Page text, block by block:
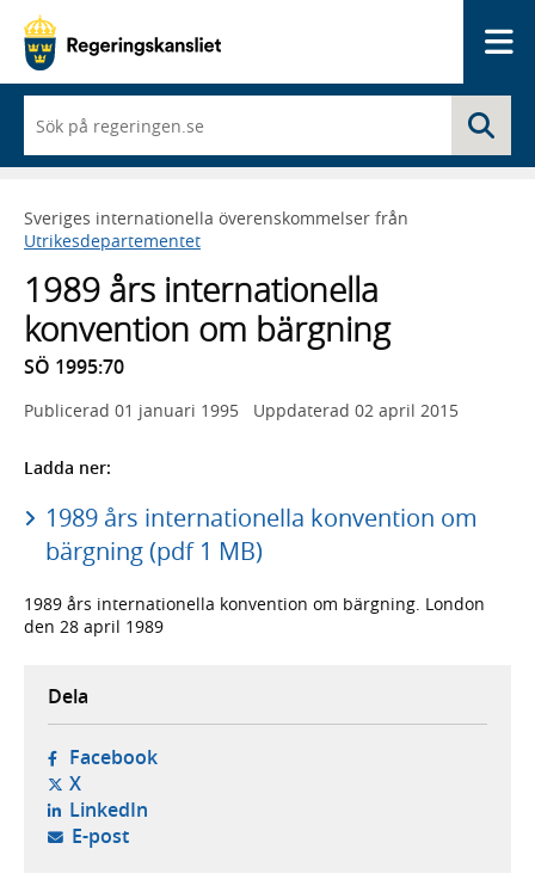
du
börjar
skriva
framträder
en
med
sökförslag
Sveriges internationella överenskommelser från
Utrikesdepartementet
1989 års internationella
konvention om bärgning
SÖ 1995:70
Publicerad 01 januari 1995 Uppdaterad 02 april 2015
Ladda ner:
1989 års internationella konvention om
bärgning (pdf 1 MB)
1989 års internationella konvention om bärgning. London
den 28 april 1989
Dela
Facebook- öppnas i ny flik, extern webbplats,
X- öppnas i ny flik, extern webbplats,
LinkedIn- öppnas i ny flik, extern webbplats,
E-post- öppnar din e-postklient,